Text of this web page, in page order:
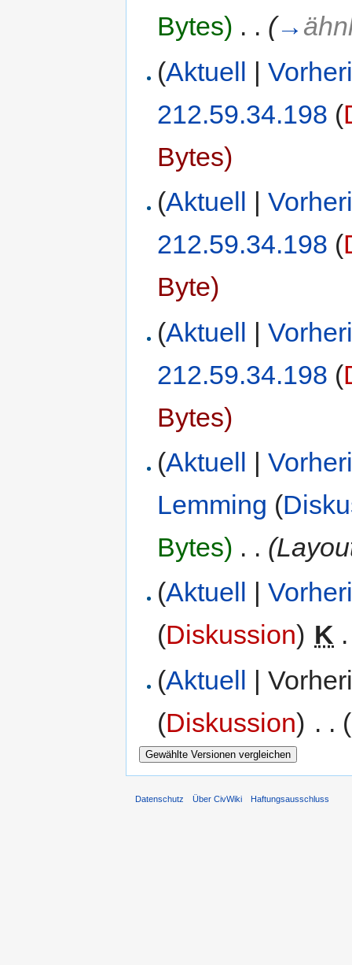
Bytes) . . (→
(Aktuell |
212.59.34.198 (
Bytes)
(Aktuell |
212.59.34.198 (
Byte)
(Aktuell |
212.59.34.198 (
Bytes)
(Aktuell |
Lemming (
Bytes) . .
(Aktuell |
(Diskussion) K
(Aktuell |
(Diskussion) . .
Datenschutz Über CivWiki Haftungsausschluss